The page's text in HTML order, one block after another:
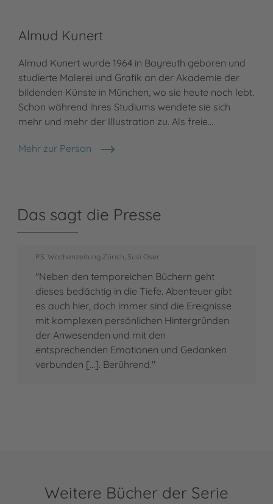
Almud Kunert
Almud Kunert wurde 1964 in Bayreuth geboren und
studierte Malerei und Grafik an der Akademie der
bildenden Künste in München, wo sie heute noch lebt.
Schon während ihres Studiums wendete sie sich
mehr und mehr der Illustration zu. Als freie…
Mehr zur Person
Almud Kunert
Das sagt die Presse
P.S. Wochenzeitung Zürich, Susi Oser
"Neben den temporeichen Büchern geht
dieses bedächtig in die Tiefe. Abenteuer gibt
es auch hier, doch immer sind die Ereignisse
mit komplexen persönlichen Hintergründen
der Anwesenden und mit den
entsprechenden Emotionen und Gedanken
verbunden [...]. Berührend."
Weitere Bücher der Serie